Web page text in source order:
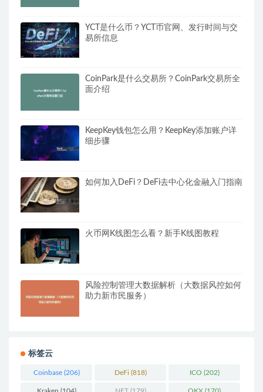
YCT是什么币？YCT币官网、发行时间与交
易所信息
CoinPark是什么交易所？CoinPark交易所全
面介绍
KeepKey钱包怎么用？KeepKey添加账户详
细步骤
如何加入DeFi？DeFi去中心化金融入门指南
火币网K线图怎么看？新手K线图教程
风险控制管理大数据解析（大数据风控如何
助力新市民服务）
标签云
Coinbase(206) DeFi (818) ICO (202)